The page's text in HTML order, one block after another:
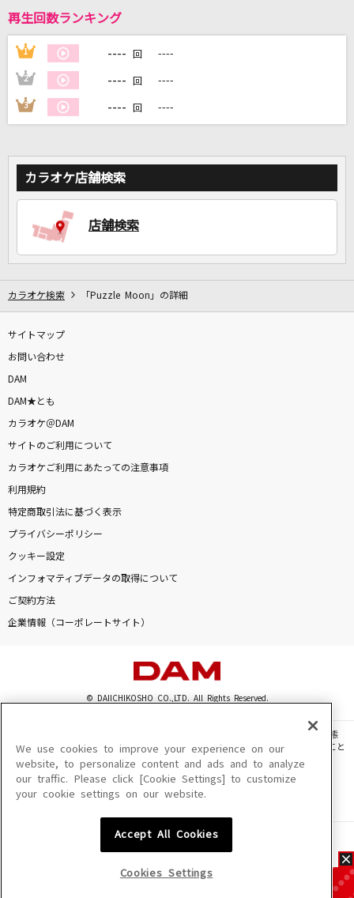
かぐや(cv.夏吉ゆうこ)、月見ヤチヨ(cv.早見沙織)
睡蓮花
湘南乃風
DAMの新曲・ランキングなど
カラオケ最新情報をチェック！
カラオケをもっと楽しもう！
再生回数ランキング
1 ---- 回 ----
2 ---- 回 ----
3 ---- 回 ----
カラオケ店舗検索
店舗検索
カラオケ検索 「Puzzle Moon」の詳細
サイトマップ
お問い合わせ
DAM
DAM★とも
カラオケ＠DAM
サイトのご利用について
カラオケご利用にあたっての注意事項
利用規約
特定商取引法に基づく表示
プライバシーポリシー
クッキー設定
インフォマティブデータの取得について
ご契約方法
企業情報（コーポレートサイト）
© DAIICHIKOSHO CO.,LTD. All Rights Reserved.
このサイトに掲載されている一切の文章・画像・写真・動画・音声等を、手段や形態
を問わず、著作権法の定める範囲を超えて無断で複製、転載、ファイル化などすること
を禁じます。
楽曲及びコンテンツは、機種によりご利用いただけない場合があります。
楽曲及びコンテンツの配信日、配信内容が変更になる場合があります。
We use cookies to improve your experience on our
website, to personalize content and ads and to analyze
our traffic. Please click [Cookie Settings] to customize
your cookie settings on our website.
Accept All Cookies
Cookies Settings